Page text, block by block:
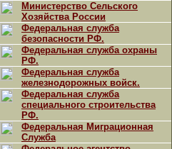
Министерство Сельского
Хозяйства России
Федеральная служба
безопасности РФ.
Федеральная служба охраны
РФ.
Федеральная служба
железнодорожных войск.
Федеральная служба
специального строительства
РФ.
Федеральная Миграционная
Служба